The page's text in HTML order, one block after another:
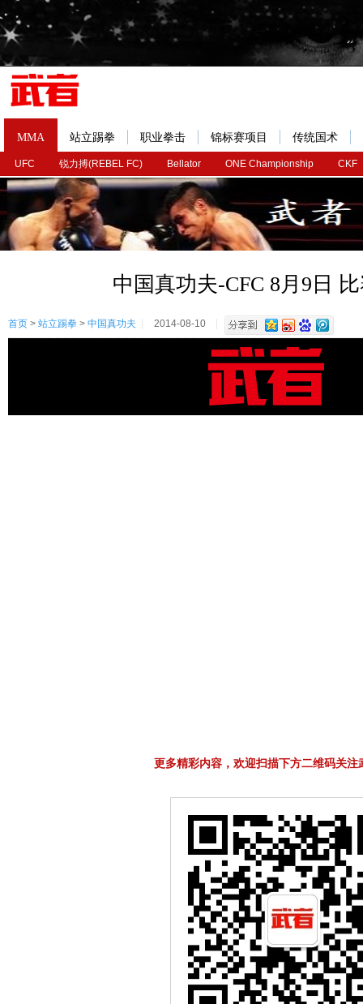
MMA
UFC 锐力搏(REBEL FC) Bellator ONE Championship CKF
站立踢拳 职业拳击 锦标赛项目 传统国术
中国真功夫-CFC 8月9日
首页 > 站立踢拳 > 中国真功夫 2014-08-10
更多精彩内容，欢迎扫描下方二维码关注